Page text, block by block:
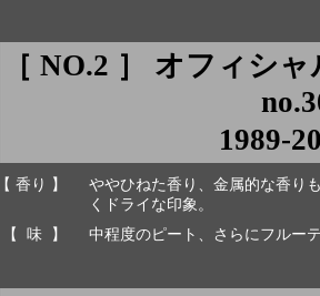
［ NO.2 ］ オフィシ
1989-
【 香り 】
ややひねた香り、金属的な香り
くドライな印象。
【 味 】
中程度のピート、さらにフルー